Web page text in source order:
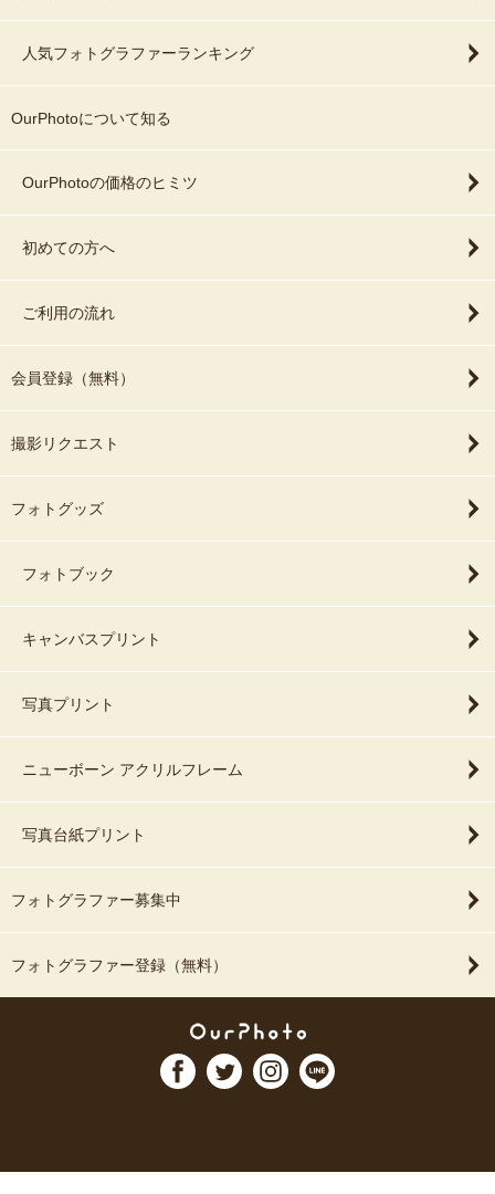
人気フォトグラファーランキング
OurPhotoについて知る
OurPhotoの価格のヒミツ
初めての方へ
ご利用の流れ
会員登録（無料）
撮影リクエスト
フォトグッズ
フォトブック
キャンバスプリント
写真プリント
ニューボーン アクリルフレーム
写真台紙プリント
フォトグラファー募集中
フォトグラファー登録（無料）